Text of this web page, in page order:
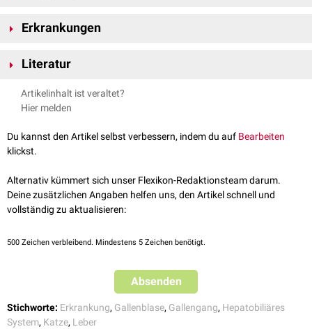
topographischenals auch aus funktionellen Gründen
Leber (Hepar)
Gallenblase (Vesica biliaris)
Erkrankungen
Hepatische Enzephalopathie
Hepatische Lipidose
Hepatische Amyloidose
Chronische neutrophile Cholangitis
Lymphozytäre Cholangitis
Parasitäre Cholangitis
Hepatobiliäre Tumoren
Literatur
Schmidt V, Horzinek MC (Begr.), Lutz H, Kohn B, Forterre F (Hrsg.).
2015. Krankheiten der Katze. 5., vollständig überarbeitete und
Stuttgart GmbH & Co KG. ISBN: 978-3-8304-1242-7
Artikelinhalt ist veraltet?
Hier melden
Du kannst den Artikel selbst verbessern, indem du auf Bearbeiten
klickst.
Alternativ kümmert sich unser Flexikon-Redaktionsteam darum.
Deine zusätzlichen Angaben helfen uns, den Artikel schnell und
vollständig zu aktualisieren:
500 Zeichen verbleibend. Mindestens 5 Zeichen benötigt.
Absenden
Stichworte: Erkrankung, Gallenblase, Gallengang, Hepatobiliäres
System, Katze, Leber